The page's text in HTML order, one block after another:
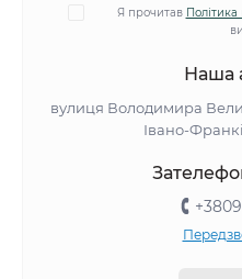
Я прочитав Політика
Наша
вулиця Володимира
Івано-